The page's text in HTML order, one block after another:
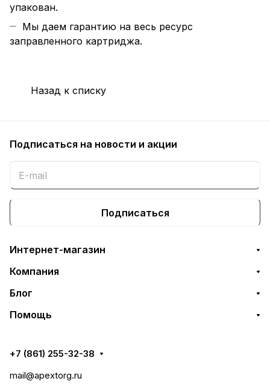
упакован.
Мы даем гарантию на весь ресурс
заправленного картриджа.
Назад к списку
Подписаться на новости и акции
Подписаться
Интернет-магазин
Компания
Блог
Помощь
+7 (861) 255-32-38
mail@apextorg.ru